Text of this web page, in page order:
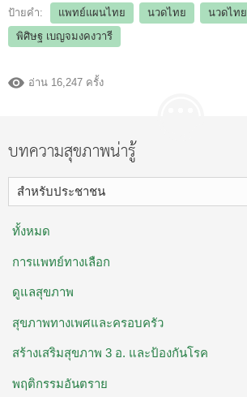
ป้ายคำ: แพทย์แผนไทย นวดไทย
นวดไทย
พิศิษฐ เบญจมงคงวารี
อ่าน 16,247 ครั้ง
บทความสุขภาพน่ารู้
สำหรับประชาชน
ทั้งหมด
การแพทย์ทางเลือก
ดูแลสุขภาพ
สุขภาพทางเพศและครอบครัว
สร้างเสริมสุขภาพ 3 อ. ​และป้องกันโรค
พฤติกรรมอันตราย